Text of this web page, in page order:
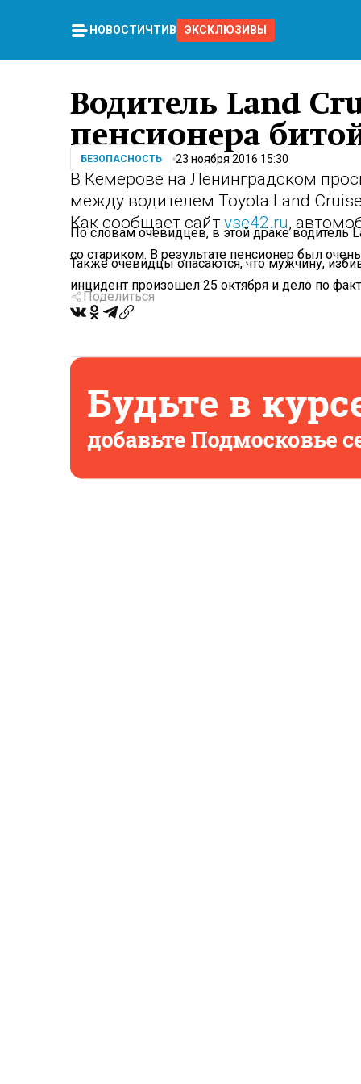
НОВОСТИ ЧТИВО ЭКСКЛЮЗИВЫ
Водитель Land
пенсионера
БЕЗОПАСНОСТЬ 23 ноября 2016 15:30
В Кемерове на Ленинградском
между водителем Toyota Land
Как сообщает сайт vse42.ru,
По словам очевидцев, в этой драке водитель
со стариком. В результате пенсионер был
Также очевидцы опасаются, что мужчину,
инцидент произошел 25 октября и дело по
Поделиться